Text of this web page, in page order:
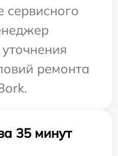
сервисного
ремонта
35 минут